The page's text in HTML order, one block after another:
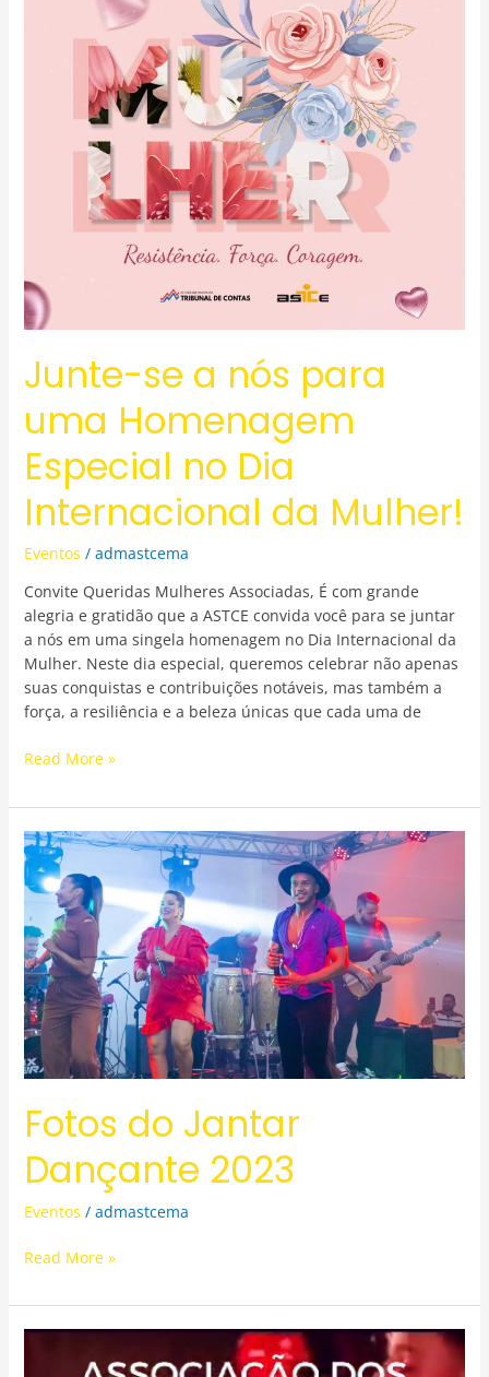
Junte-se a nós para
uma Homenagem
Especial no Dia
Internacional da Mulher!
Eventos / admastcema
Convite Queridas Mulheres Associadas, É com grande
alegria e gratidão que a ASTCE convida você para se juntar
a nós em uma singela homenagem no Dia Internacional da
Mulher. Neste dia especial, queremos celebrar não apenas
suas conquistas e contribuições notáveis, mas também a
força, a resiliência e a beleza únicas que cada uma de
Homenagem
Internacional
Read More »
Fotos do Jantar
Dançante 2023
Eventos / admastcema
Fotos
do
Jantar
Dançante
2023
Read More »
Jantar
Dançante